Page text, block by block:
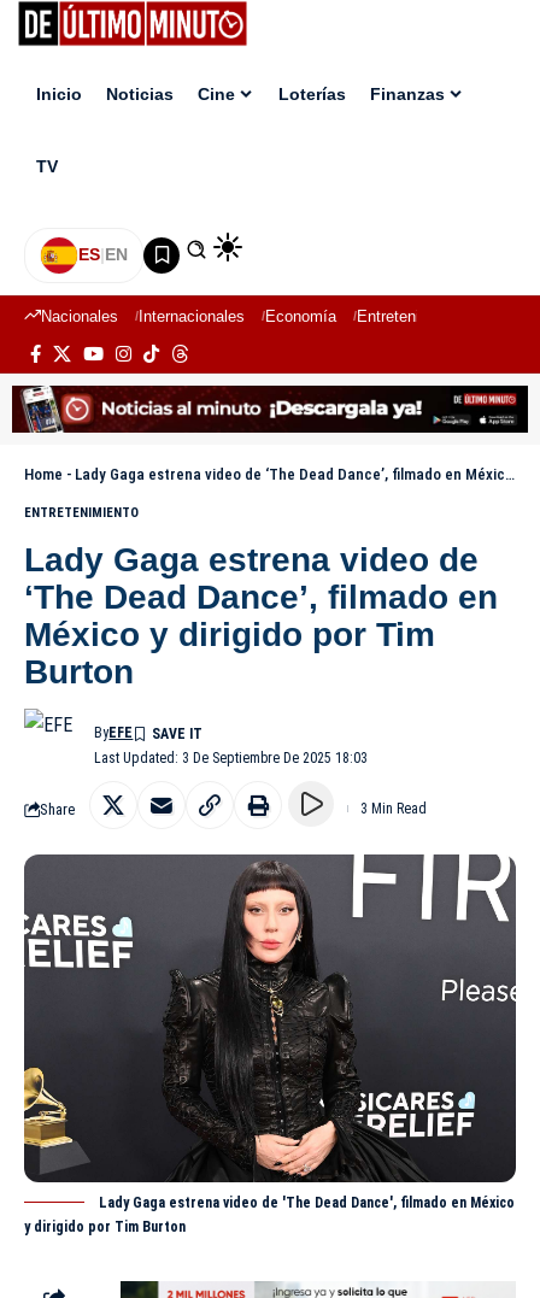
Inicio Noticias Cine Loterías Finanzas
TV
ES|EN
Nacionales Internacionales Economía Entretenimiento
Home - Lady Gaga estrena video de ‘The Dead Dance’, filmado en México y dirigido por Tim Burton
ENTRETENIMIENTO
Lady Gaga estrena video de
‘The Dead Dance’, filmado en
México y dirigido por Tim
Burton
Last Updated: 3 De Septiembre De 2025 18:03
ByEFE
Share 3 Min Read
Lady Gaga estrena video de 'The Dead Dance', filmado en México
y dirigido por Tim Burton